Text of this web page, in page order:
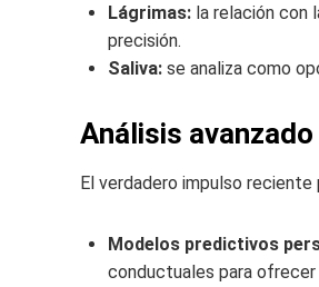
Lágrimas: la relación con
precisión.
Saliva: se analiza como
Análisis
El verdadero impulso
Modelos predictivos
conductuales para ofrecer